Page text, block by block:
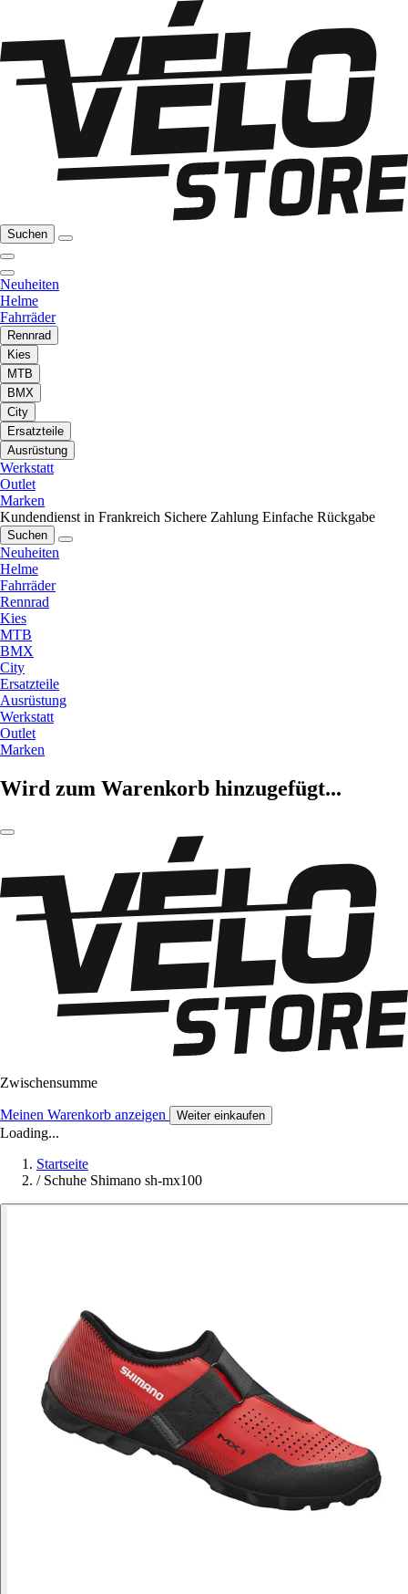
Suchen
Neuheiten
Helme
Fahrräder
Rennrad
Kies
MTB
BMX
City
Ersatzteile
Ausrüstung
Werkstatt
Outlet
Marken
Kundendienst in Frankreich Sichere Zahlung Einfache Rückgabe
Suchen
Neuheiten
Helme
Fahrräder
Rennrad
Kies
MTB
BMX
City
Ersatzteile
Ausrüstung
Werkstatt
Outlet
Marken
Wird zum Warenkorb hinzugefügt...
Zwischensumme
Meinen Warenkorb anzeigen Weiter einkaufen
Loading...
Startseite
/ Schuhe Shimano sh-mx100